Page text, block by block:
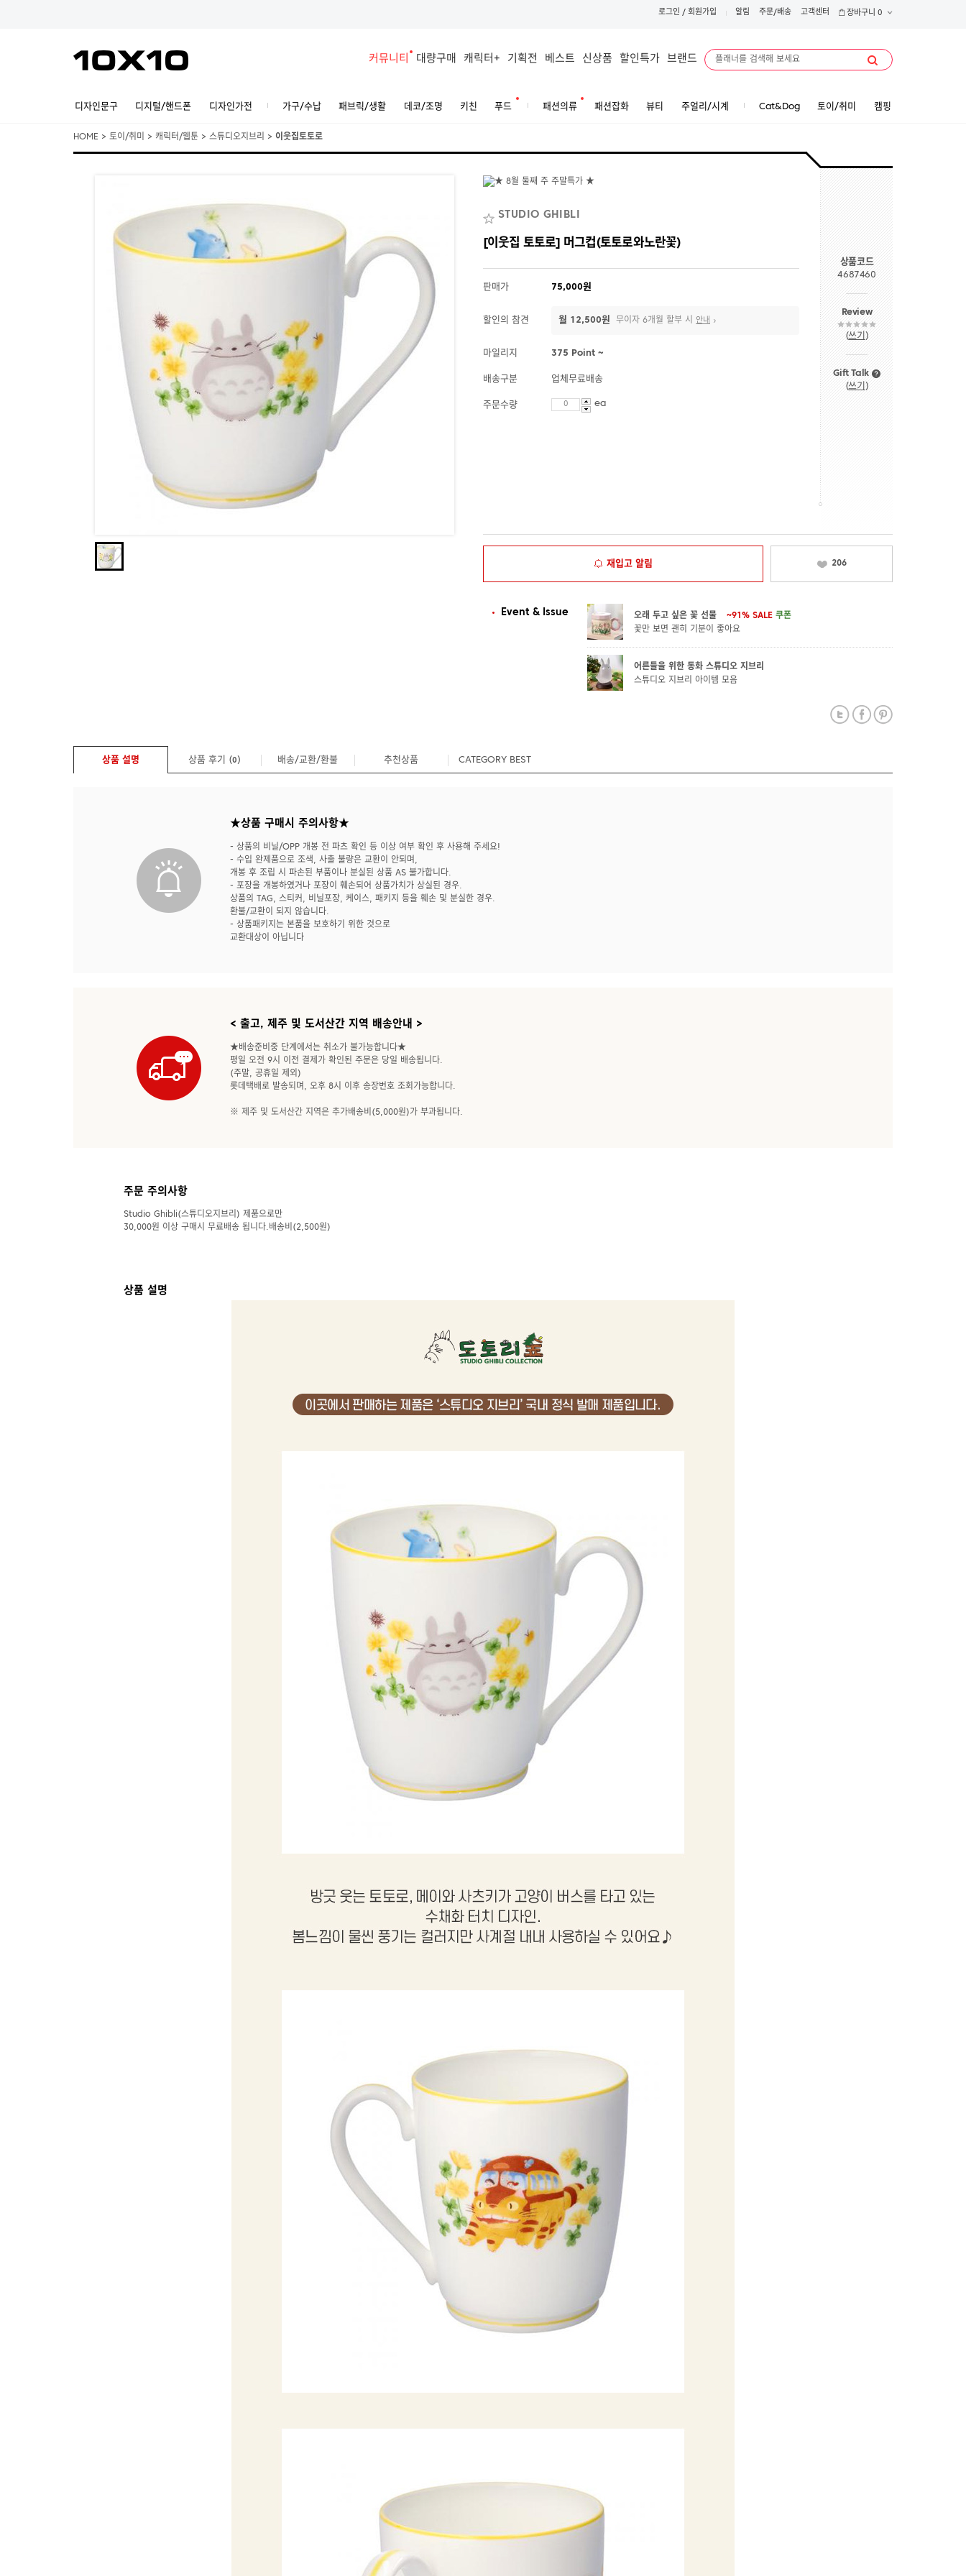
로그인 / 회원가입 알림 주문/배송 고객센터 장바구니 0
커뮤니티 대량구매 캐릭터+ 기획전 베스트 신상품 할인특가 브랜드
디자인문구 디지털/핸드폰 디자인가전 가구/수납 패브릭/생활 데코/조명 키친 푸드 패션의류 패션잡화 뷰티 주얼리/시계 Cat&Dog 토이/취미 캠핑
HOME > 토이/취미 > 캐릭터/웹툰 > 스튜디오지브리 > 이웃집토토로
STUDIO GHIBLI
[이웃집 토토로] 머그컵(토토로와노란꽃)
판매가 75,000원
할인의 참견 월 12,500원 무이자 6개월 할부 시 안내
마일리지 375 Point ~
배송구분 업체무료배송
주문수량 ea
상품코드
4687460
Review
(쓰기 )
Gift Talk
(쓰기 )
재입고 알림 206
Event & Issue 오래 두고 싶은 꽃 선물 ~91% SALE 쿠폰
꽃만 보면 괜히 기분이 좋아요
어른들을 위한 동화 스튜디오 지브리
스튜디오 지브리 아이템 모음
상품 설명 상품 후기 (0) 배송/교환/환불 추천상품 CATEGORY BEST
★상품 구매시 주의사항★
- 상품의 비닐/OPP 개봉 전 파츠 확인 등 이상 여부 확인 후 사용해 주세요!
- 수입 완제품으로 조색, 사출 불량은 교환이 안되며,
개봉 후 조립 시 파손된 부품이나 분실된 상품 AS 불가합니다.
- 포장을 개봉하였거나 포장이 훼손되어 상품가치가 상실된 경우.
상품의 TAG, 스티커, 비닐포장, 케이스, 패키지 등을 훼손 및 분실한 경우.
환불/교환이 되지 않습니다.
- 상품패키지는 본품을 보호하기 위한 것으로
교환대상이 아닙니다
< 출고, 제주 및 도서산간 지역 배송안내 >
★배송준비중 단계에서는 취소가 불가능합니다★
평일 오전 9시 이전 결제가 확인된 주문은 당일 배송됩니다.
(주말, 공휴일 제외)
롯데택배로 발송되며, 오후 8시 이후 송장번호 조회가능합니다.
※ 제주 및 도서산간 지역은 추가배송비(5,000원)가 부과됩니다.
주문 주의사항
Studio Ghibli(스튜디오지브리) 제품으로만
30,000원 이상 구매시 무료배송 됩니다.배송비(2,500원)
상품 설명